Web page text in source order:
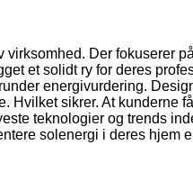
virksomhed. Der fokuserer
et solidt ry for deres
energivurdering.
Hvilket sikrer. At kunderne
teknologier og trends
solenergi i deres hjem